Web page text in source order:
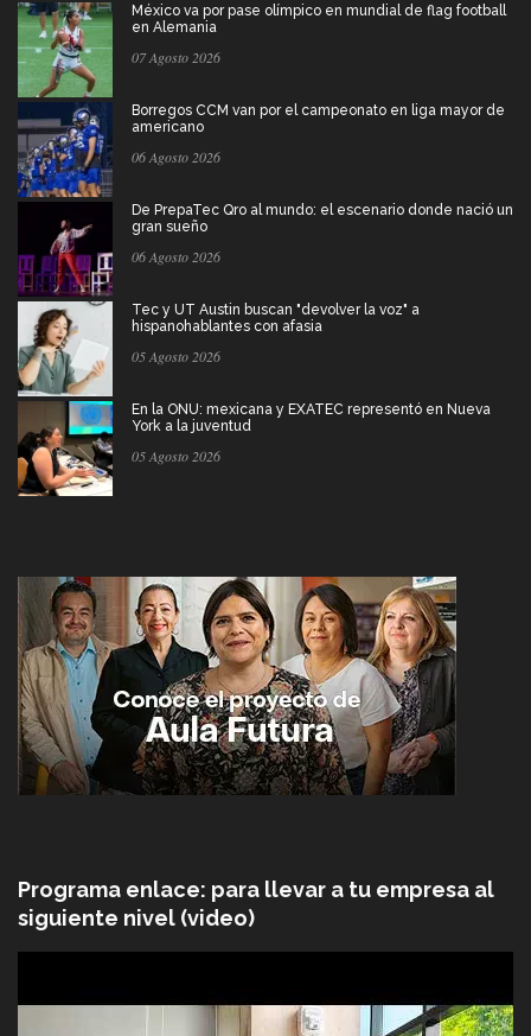
México va por pase olímpico en mundial de flag football
en Alemania
07 Agosto 2026
Borregos CCM van por el campeonato en liga mayor de
americano
06 Agosto 2026
De PrepaTec Qro al mundo: el escenario donde nació un
gran sueño
06 Agosto 2026
Tec y UT Austin buscan "devolver la voz" a
hispanohablantes con afasia
05 Agosto 2026
En la ONU: mexicana y EXATEC representó en Nueva
York a la juventud
05 Agosto 2026
Programa enlace: para llevar a tu empresa al
siguiente nivel (video)